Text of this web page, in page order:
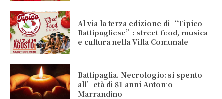
Al via la terza edizione di “Tipico
Battipagliese”: street food, musica
e cultura nella Villa Comunale
Battipaglia. Necrologio: si spento
all’età di 81 anni Antonio
Marrandino